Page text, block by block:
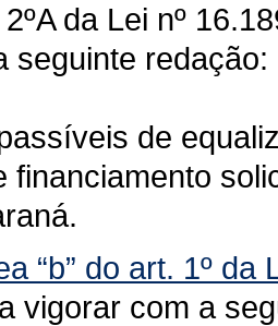
da Lei nº
seguinte redação:
de
financiamento
“b” do art. 1º da
vigorar com a